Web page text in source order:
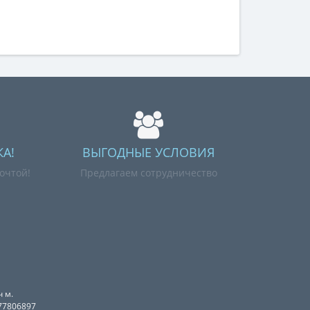
ВЫГОДНЫЕ УСЛОВИЯ
Предлагаем сотрудничество
м.